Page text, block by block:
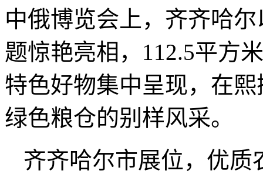
中俄博览会上，齐齐哈
题惊艳亮相，112.5平方
特色好物集中呈现，在
绿色粮仓的别样风采。
齐齐哈尔市展位，优质